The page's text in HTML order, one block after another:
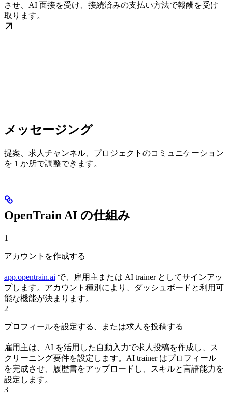
させ、AI 面接を受け、接続済みの支払い方法で報酬を受け
取ります。
メッセージング
提案、求人チャンネル、プロジェクトのコミュニケーション
を 1 か所で調整できます。
OpenTrain AI の仕組み
1
アカウントを作成する
app.opentrain.ai で、雇用主または AI trainer としてサインアッ
プします。アカウント種別により、ダッシュボードと利用可
能な機能が決まります。
2
プロフィールを設定する、または求人を投稿する
雇用主は、AI を活用した自動入力で求人投稿を作成し、ス
クリーニング要件を設定します。AI trainer はプロフィール
を完成させ、履歴書をアップロードし、スキルと言語能力を
設定します。
3